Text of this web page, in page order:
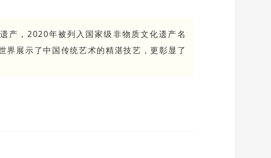
产，2020年被列入国家级非物质文化遗产名
界展示了中国传统艺术的精湛技艺，更彰显了